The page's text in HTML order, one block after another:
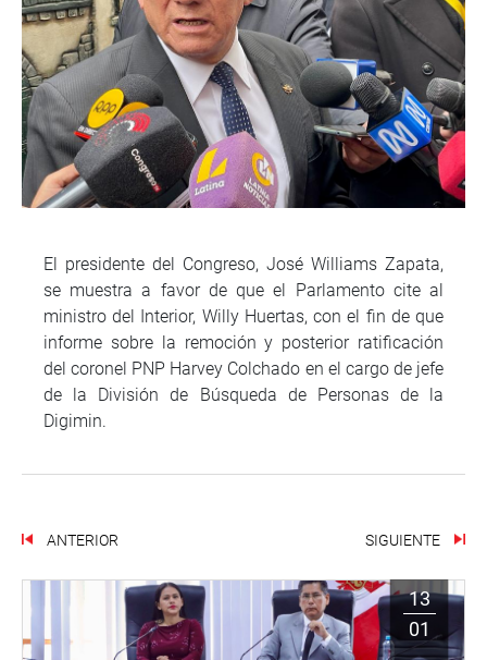
El presidente del Congreso, José Williams Zapata,
se muestra a favor de que el Parlamento cite al
ministro del Interior, Willy Huertas, con el fin de que
informe sobre la remoción y posterior ratificación
del coronel PNP Harvey Colchado en el cargo de jefe
de la División de Búsqueda de Personas de la
Digimin.
ANTERIOR SIGUIENTE
13
01